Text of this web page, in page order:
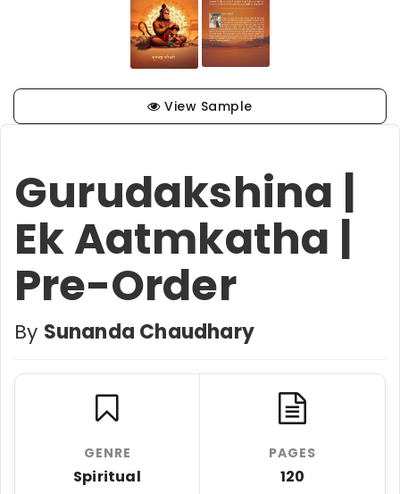
View Sample
Gurudakshina |
Ek Aatmkatha |
Pre-Order
By Sunanda Chaudhary
GENRE
Spiritual
PAGES
120